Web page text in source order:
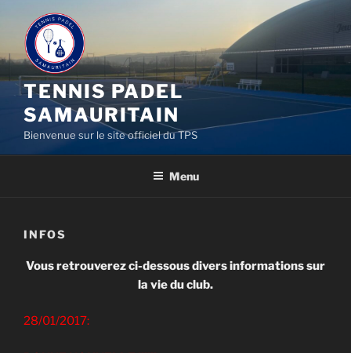
contenu
principal
TENNIS PADEL
SAMAURITAIN
Bienvenue sur le site officiel du TPS
Menu
INFOS
Vous retrouverez ci-dessous divers informations sur
la vie du club.
28/01/2017: